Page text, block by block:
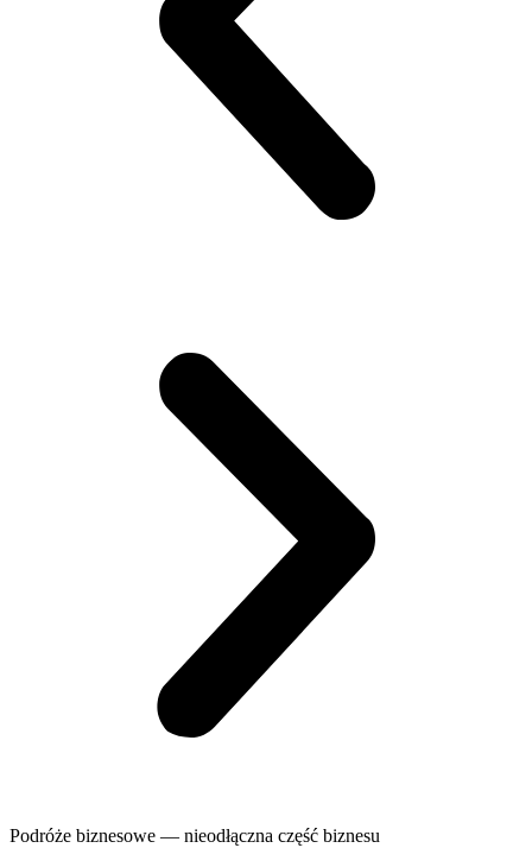
Podróże biznesowe — nieodłączna część biznesu